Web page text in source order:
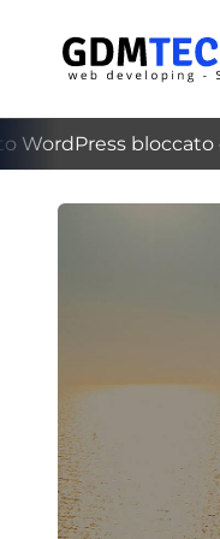
bloccato
‹